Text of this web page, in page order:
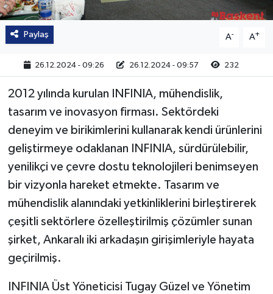
Paylaş A- A+
26.12.2024 - 09:26 26.12.2024 - 09:57 232
2012 yılında kurulan INFINIA, mühendislik,
tasarım ve inovasyon firması. Sektördeki
deneyim ve birikimlerini kullanarak kendi ürünlerini
geliştirmeye odaklanan INFINIA, sürdürülebilir,
yenilikçi ve çevre dostu teknolojileri benimseyen
bir vizyonla hareket etmekte. Tasarım ve
mühendislik alanındaki yetkinliklerini birleştirerek
çeşitli sektörlere özelleştirilmiş çözümler sunan
şirket, Ankaralı iki arkadaşın girişimleriyle hayata
geçirilmiş.
INFINIA Üst Yöneticisi Tugay Güzel ve Yönetim